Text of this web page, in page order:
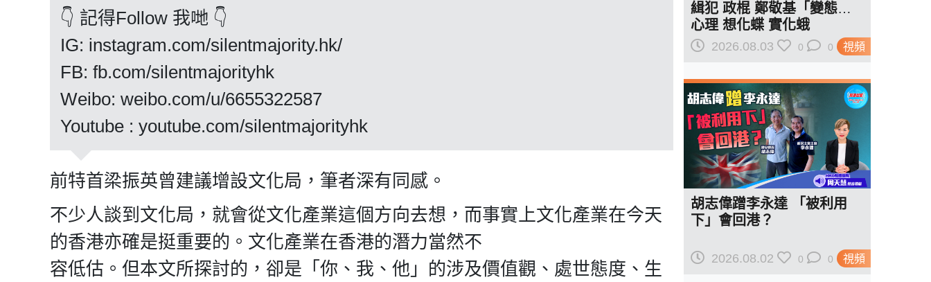
👇 記得Follow 我哋 👇
IG: instagram.com/silentmajority.hk/
FB: fb.com/silentmajorityhk
Weibo: weibo.com/u/6655322587
Youtube : youtube.com/silentmajorityhk
前特首梁振英曾建議增設文化局，筆者深有同感。
不少人談到文化局，就會從文化產業這個方向去想，而事實上文化產業在今天
的香港亦確是挺重要的。文化產業在香港的潛力當然不
容低估。但本文所探討的，卻是「你、我、他」的涉及價值觀、處世態度、生
視頻
緝犯 政棍 鄭敬基「變態」
心理 想化蝶 實化蛾
2026.08.03 0 0
視頻
胡志偉蹭李永達 「被利用
下」會回港？
2026.08.02 0 0